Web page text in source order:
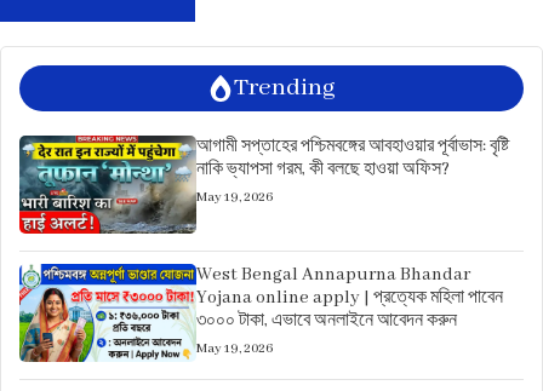
Trending
আগামী সপ্তাহের পশ্চিমবঙ্গের আবহাওয়ার পূর্বাভাস: বৃষ্টি
নাকি ভ্যাপসা গরম, কী বলছে হাওয়া অফিস?
May 19, 2026
West Bengal Annapurna Bhandar
Yojana online apply | প্রত্যেক মহিলা পাবেন
৩০০০ টাকা, এভাবে অনলাইনে আবেদন করুন
May 19, 2026